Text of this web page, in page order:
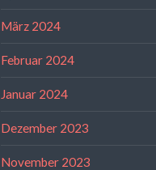
März 2024
Februar 2024
Januar 2024
Dezember 2023
November 2023